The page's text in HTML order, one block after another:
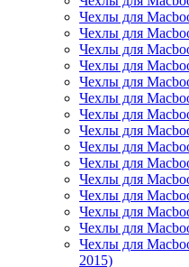
Чехлы для
Чехлы для
Чехлы для
Чехлы для
Чехлы для
Чехлы для
Чехлы для
Чехлы для
Чехлы для
Чехлы для
Чехлы для
Чехлы для
Чехлы для
Чехлы для
Чехлы для
2015)